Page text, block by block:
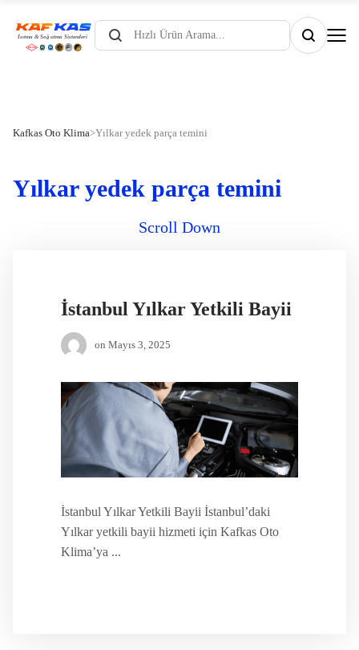
Products
search
Kafkas Oto Klima>Yılkar yedek parça temini
Yılkar yedek parça temini
Scroll Down
İstanbul Yılkar Yetkili Bayii
on Mayıs 3, 2025
İstanbul Yılkar Yetkili Bayii İstanbul’daki
Yılkar yetkili bayii hizmeti için Kafkas Oto
Klima’ya ...